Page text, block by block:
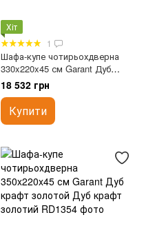
Хіт
1
Шафа-купе чотирьохдверна
330x220x45 см Garant Дуб
крафт золотой
18 532 грн
Купити